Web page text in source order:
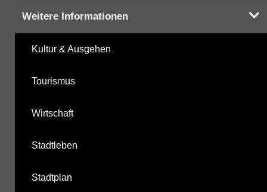
Weitere Informationen
Kultur & Ausgehen
Tourismus
Wirtschaft
Stadtleben
Stadtplan